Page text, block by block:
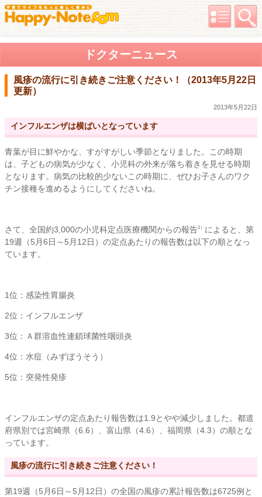
ドクターニュース
風疹の流行に引き続きご注意ください！（2013年5月22日
更新）
2013年5月22日
インフルエンザは横ばいとなっています
青葉が目に鮮やかな、すがすがしい季節となりました。この時期
は、子どもの病気が少なく、小児科の外来が落ち着きを見せる時期
となります。病気の比較的少ないこの時期に、ぜひお子さんのワク
チン接種を進めるようにしてくださいね。
さて、全国約3,000の小児科定点医療機関からの報告1）
によると、第
19週（5月6日～5月12日）の定点あたりの報告数は以下の順となっ
ています。
1位：感染性胃腸炎
2位：インフルエンザ
3位：Ａ群溶血性連鎖球菌性咽頭炎
4位：水痘（みずぼうそう）
5位：突発性発疹
インフルエンザの定点あたり報告数は1.9とやや減少しました。都道
府県別では宮崎県（6.6）、富山県（4.6）、福岡県（4.3）の順とな
っています。
風疹の流行に引き続きご注意ください！
第19週（5月6日～5月12日）の全国の風疹の累計報告数は6725例と